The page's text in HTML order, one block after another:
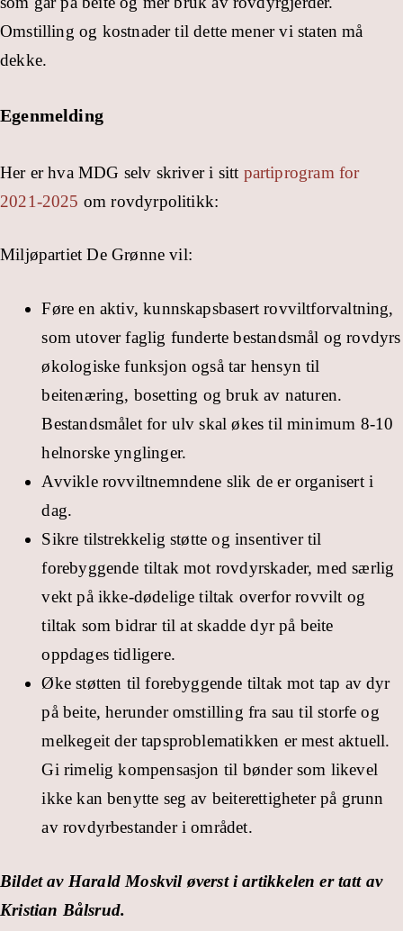
Omstilling og kostnader til dette mener vi staten må
dekke.
Egenmelding
Her er hva MDG selv skriver i sitt partiprogram for
2021-2025 om rovdyrpolitikk:
Miljøpartiet De Grønne vil:
Føre en aktiv, kunnskapsbasert rovviltforvaltning,
som utover faglig funderte bestandsmål og rovdyrs
økologiske funksjon også tar hensyn til
beitenæring, bosetting og bruk av naturen.
Bestandsmålet for ulv skal økes til minimum 8-10
helnorske ynglinger.
Avvikle rovviltnemndene slik de er organisert i
dag.
Sikre tilstrekkelig støtte og insentiver til
forebyggende tiltak mot rovdyrskader, med særlig
vekt på ikke-dødelige tiltak overfor rovvilt og
tiltak som bidrar til at skadde dyr på beite
oppdages tidligere.
Øke støtten til forebyggende tiltak mot tap av dyr
på beite, herunder omstilling fra sau til storfe og
melkegeit der tapsproblematikken er mest aktuell.
Gi rimelig kompensasjon til bønder som likevel
ikke kan benytte seg av beiterettigheter på grunn
av rovdyrbestander i området.
Bildet av Harald Moskvil øverst i artikkelen er tatt av
Kristian Bålsrud.